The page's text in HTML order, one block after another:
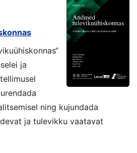
ja
ning kujundada
ja tulevikku vaatavat